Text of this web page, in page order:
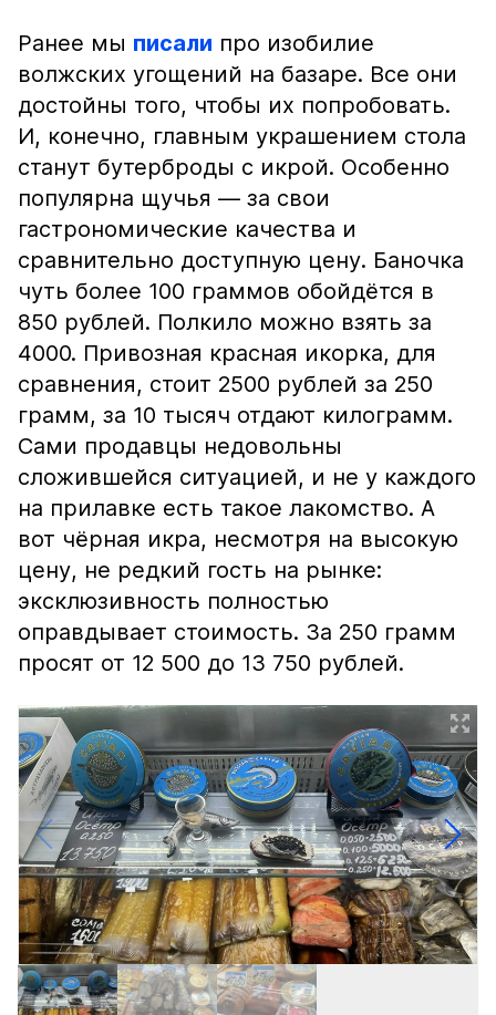
Ранее мы писали про изобилие
волжских угощений на базаре. Все они
достойны того, чтобы их попробовать.
И, конечно, главным украшением стола
станут бутерброды с икрой. Особенно
популярна щучья — за свои
гастрономические качества и
сравнительно доступную цену. Баночка
чуть более 100 граммов обойдётся в
850 рублей. Полкило можно взять за
4000. Привозная красная икорка, для
сравнения, стоит 2500 рублей за 250
грамм, за 10 тысяч отдают килограмм.
Сами продавцы недовольны
сложившейся ситуацией, и не у каждого
на прилавке есть такое лакомство. А
вот чёрная икра, несмотря на высокую
цену, не редкий гость на рынке:
эксклюзивность полностью
оправдывает стоимость. За 250 грамм
просят от 12 500 до 13 750 рублей.